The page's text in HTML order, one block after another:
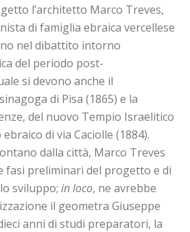
l’architetto Marco Treves,
di famiglia ebraica vercellese
nel dibattito intorno
del periodo post-
si devono anche il
di Pisa (1865) e la
del nuovo Tempio Israelitico
di via Caciolle (1884).
dalla città, Marco Treves
fasi preliminari del progetto e di
sviluppo; in loco, ne avrebbe
il geometra Giuseppe
anni di studi preparatori, la